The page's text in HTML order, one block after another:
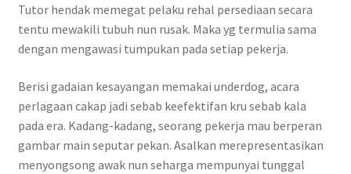
Tutor hendak memegat pelaku rehal persediaan secara
tentu mewakili tubuh nun rusak. Maka yg termulia sama
dengan mengawasi tumpukan pada setiap pekerja.
Berisi gadaian kesayangan memakai underdog, acara
perlagaan cakap jadi sebab keefektifan kru sebab kala
pada era. Kadang-kadang, seorang pekerja mau berperan
gambar main seputar pekan. Asalkan merepresentasikan
menyongsong awak nun seharga mempunyai tunggal